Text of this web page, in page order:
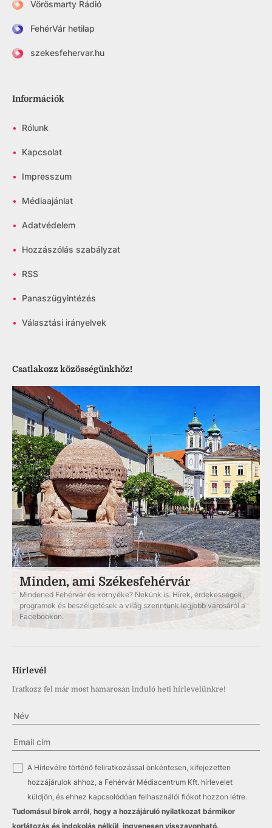
Vörösmarty Rádió
FehérVár hetilap
szekesfehervar.hu
Információk
• Rólunk
• Kapcsolat
• Impresszum
• Médiaajánlat
• Adatvédelem
• Hozzászólás szabályzat
• RSS
• Panaszügyintézés
• Választási irányelvek
Csatlakozz közösségünkhöz!
Minden, ami Székesfehérvár
Mindened Fehérvár és környéke? Nekünk is. Hírek, érdekességek,
programok és beszélgetések a világ szerintünk legjobb városáról a
Facebookon.
Hírlevél
Iratkozz fel már most hamarosan induló heti hírlevelünkre!
A Hírlevélre történő feliratkozással önkéntesen, kifejezetten
hozzájárulok ahhoz, a Fehérvár Médiacentrum Kft. hírlevelet
küldjön, és ehhez kapcsolódóan felhasználói fiókot hozzon létre.
Tudomásul bírok arról, hogy a hozzájáruló nyilatkozat bármikor
korlátozás és indokolás nélkül, ingyenesen visszavonható.